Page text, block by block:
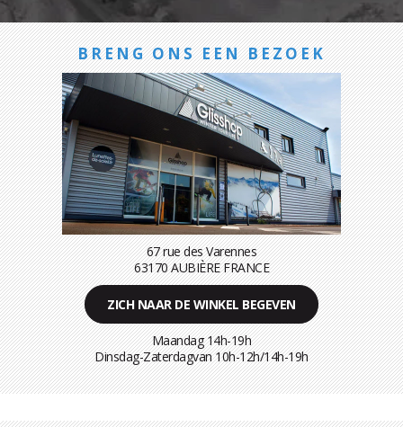
BRENG ONS EEN BEZOEK
67 rue des Varennes
63170 AUBIÈRE FRANCE
ZICH NAAR DE WINKEL BEGEVEN
Maandag 14h-19h
Dinsdag-Zaterdagvan 10h-12h/14h-19h